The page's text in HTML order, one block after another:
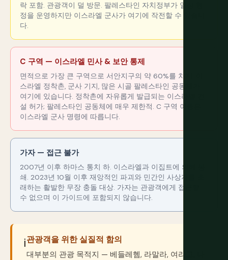
락 포함. 관광객이 덜 방문. 팔레스타인 자치정부가 일상 행
정을 운영하지만 이스라엘 군사가 여기에 작전할 수 있습니
다.
C 구역 — 이스라엘 민사 & 보안 통제
면적으로 가장 큰 구역으로 서안지구의 약 60%를 차지. 이
스라엘 정착촌, 군사 기지, 많은 시골 팔레스타인 공동체가
여기에 있습니다. 정착촌에 자유롭게 발급되는 이스라엘 건
설 허가; 팔레스타인 공동체에 매우 제한적. C 구역 이동은
이스라엘 군사 명령에 따릅니다.
가자 — 접근 불가
2007년 이후 하마스 통치 하. 이스라엘과 이집트에 의해 봉
쇄. 2023년 10월 이후 재앙적인 파괴와 민간인 사상자를 초
래하는 활발한 무장 충돌 대상. 가자는 관광객에게 접근할
수 없으며 이 가이드에 포함되지 않습니다.
ℹ️관광객을 위한 실질적 함의
대부분의 관광 목적지 — 베들레헴, 라말라, 여리고, 나